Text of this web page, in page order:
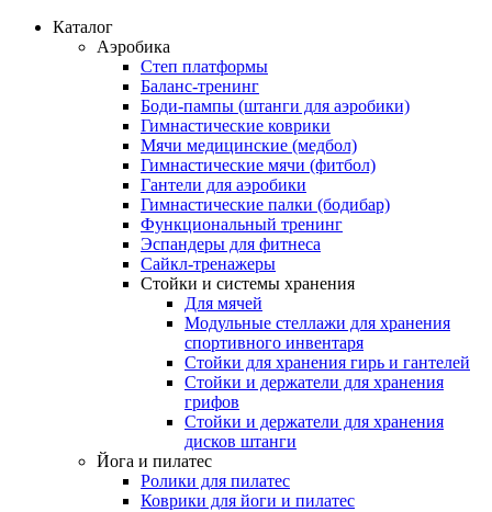
Каталог
Аэробика
Степ платформы
Баланс-тренинг
Боди-пампы (штанги для аэробики)
Гимнастические коврики
Мячи медицинские (медбол)
Гимнастические мячи (фитбол)
Гантели для аэробики
Гимнастические палки (бодибар)
Функциональный тренинг
Эспандеры для фитнеса
Сайкл-тренажеры
Стойки и системы хранения
Для мячей
Модульные стеллажи для хранения
спортивного инвентаря
Стойки для хранения гирь и гантелей
Стойки и держатели для хранения
грифов
Стойки и держатели для хранения
дисков штанги
Йога и пилатес
Ролики для пилатес
Коврики для йоги и пилатес